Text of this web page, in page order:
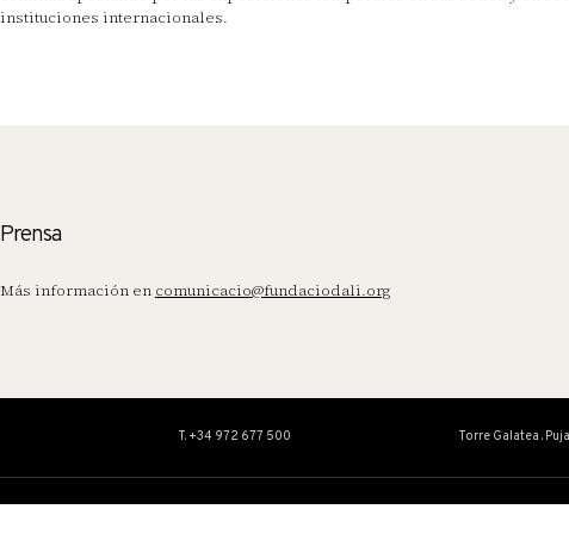
instituciones internacionales.
Prensa
Más información en comunicacio@fundaciodali.org
T. +34 972 677 500 Torre Galatea .